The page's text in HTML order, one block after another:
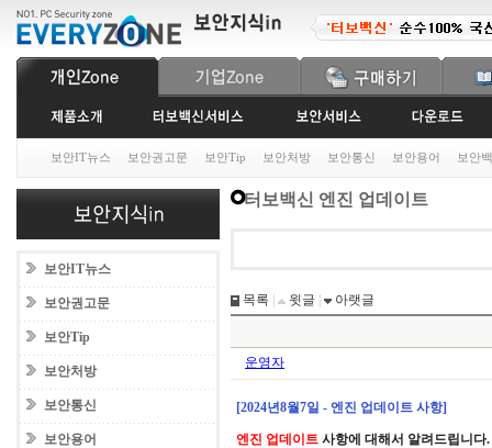
보안IT뉴스 보안권고문 보안Tip 보안처방 보안통신 보안용어 보안
보안IT뉴스
보안권고문
보안Tip
보안처방
보안통신
보안용어
터보백신 엔진 업데이트
목록 윗글 아랫글
운영자
[2024년8월7일 - 엔진 업데이트 사항]
엔진 업데이트 사항에 대해서 알려드립니다.